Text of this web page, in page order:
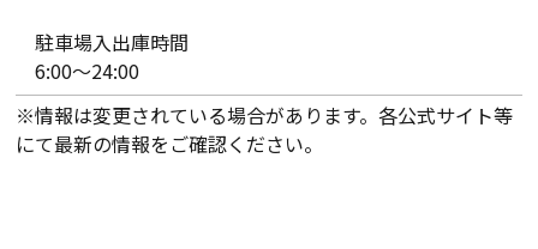
駐車場入出庫時間
6:00～24:00
※情報は変更されている場合があります。各公式サイト等
にて最新の情報をご確認ください。